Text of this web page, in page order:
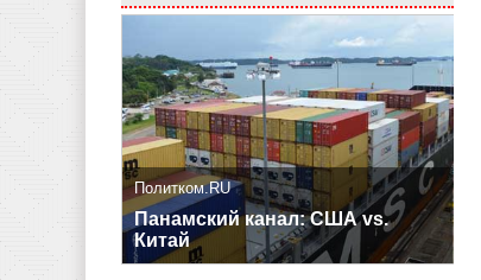
Политком.RU
Панамский канал: США vs.
Китай